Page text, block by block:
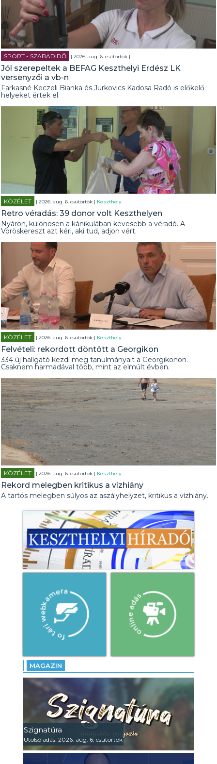
SPORT - SZABADIDŐ | 2026. aug. 6. csütörtök |
Jól szerepeltek a BEFAG Keszthelyi Erdész LK
versenyzői a vb-n
Farkasné Keczeli Bianka és Jurkovics Kadosa Radó is előkelő
helyeket értek el.
KÖZÉLET | 2026. aug. 6. csütörtök | Keszthely
Retro véradás: 39 donor volt Keszthelyen
Nyáron, különösen a kánikulában kevesebb a véradó. A
Vöröskereszt azt kéri, aki tud, adjon vért.
KÖZÉLET | 2026. aug. 6. csütörtök | Keszthely
Felvételi: rekordott döntött a Georgikon
334 új hallgató kezdi meg tanulmányait a Georgikonon.
Csaknem harmadával több, mint az elmúlt évben.
KÖZÉLET | 2026. aug. 6. csütörtök | Keszthely
Rekord melegben kritikus a vízhiány
A tartós melegben súlyos az aszályhelyzet, kritikus a vízhiány.
MAGAZIN
Szignatúra
Utolsó adás: 2026. aug. 6. csütörtök